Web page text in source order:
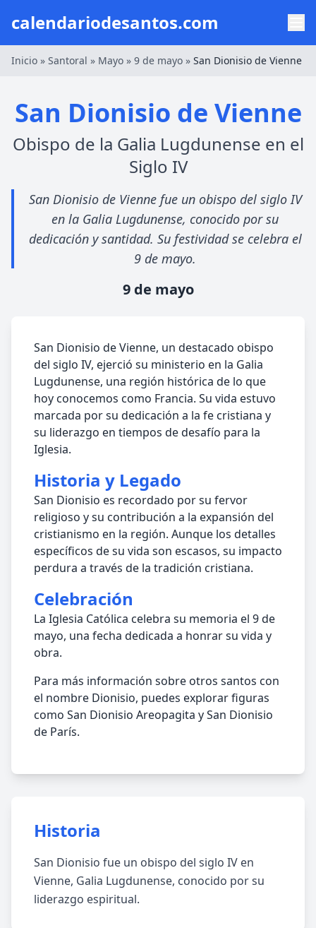
calendariodesantos.com
Inicio » Santoral » Mayo » 9 de mayo » San Dionisio de Vienne
San Dionisio de Vienne
Obispo de la Galia Lugdunense en el
Siglo IV
San Dionisio de Vienne fue un obispo del siglo IV
en la Galia Lugdunense, conocido por su
dedicación y santidad. Su festividad se celebra el
9 de mayo.
9 de mayo
San Dionisio de Vienne, un destacado obispo
del siglo IV, ejerció su ministerio en la Galia
Lugdunense, una región histórica de lo que
hoy conocemos como Francia. Su vida estuvo
marcada por su dedicación a la fe cristiana y
su liderazgo en tiempos de desafío para la
Iglesia.
Historia y Legado
San Dionisio es recordado por su fervor
religioso y su contribución a la expansión del
cristianismo en la región. Aunque los detalles
específicos de su vida son escasos, su impacto
perdura a través de la tradición cristiana.
Celebración
La Iglesia Católica celebra su memoria el 9 de
mayo, una fecha dedicada a honrar su vida y
obra.
Para más información sobre otros santos con
el nombre Dionisio, puedes explorar figuras
como San Dionisio Areopagita y San Dionisio
de París.
Historia
San Dionisio fue un obispo del siglo IV en
Vienne, Galia Lugdunense, conocido por su
liderazgo espiritual.